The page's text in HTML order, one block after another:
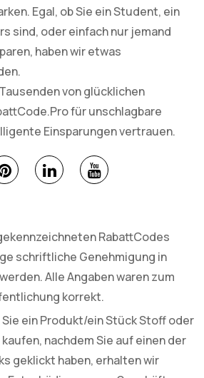
Egal, ob Sie ein Student, ein
sind, oder einfach nur jemand
haben wir etwas
von glücklichen
für unschlagbare
Einsparungen vertrauen.
gekennzeichneten RabattCodes
schriftliche Genehmigung in
Alle Angaben waren zum
korrekt.
Sie ein Produkt/ein Stück Stoff oder
nachdem Sie auf einen der
geklickt haben, erhalten wir